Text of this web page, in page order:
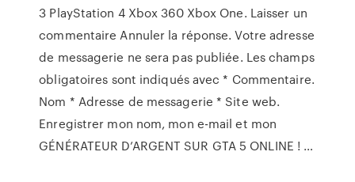
3 PlayStation 4 Xbox 360 Xbox One. Laisser un
commentaire Annuler la réponse. Votre adresse
de messagerie ne sera pas publiée. Les champs
obligatoires sont indiqués avec * Commentaire.
Nom * Adresse de messagerie * Site web.
Enregistrer mon nom, mon e-mail et mon
GÉNÉRATEUR D’ARGENT SUR GTA 5 ONLINE ! …